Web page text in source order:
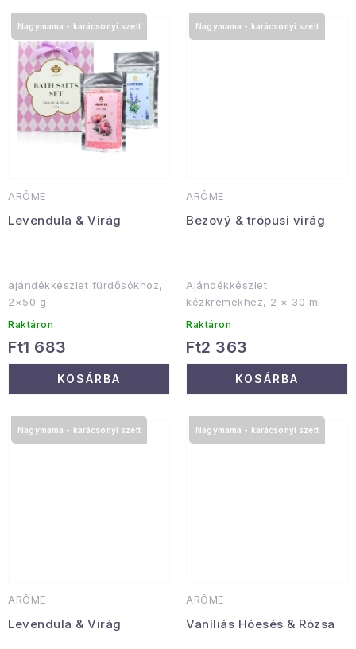
Januári akció
Veľkoobchodná spolupráca
A személyes adatok védelmének feltételei
Hogyan kell panaszkodni / visszaadni az áruka
Kereskedelem feltételes
ARÔME
Levendula & Virág
Nagymama - karácsonyi szett
ajándékkészlet fürdősókhoz,
2×50 g
Raktáron
Ft1 683
KOSÁRBA
ARÔME
Bezový & trópusi virág
Nagymama - karácsonyi szett
Ajándékkészlet
kézkrémekhez, 2 × 30 ml
Raktáron
Ft2 363
KOSÁRBA
ARÔME
Levendula & Virág
Nagymama - karácsonyi szett
ARÔME
Vaníliás Hóesés & Rózsa
Nagymama - karácsonyi szett